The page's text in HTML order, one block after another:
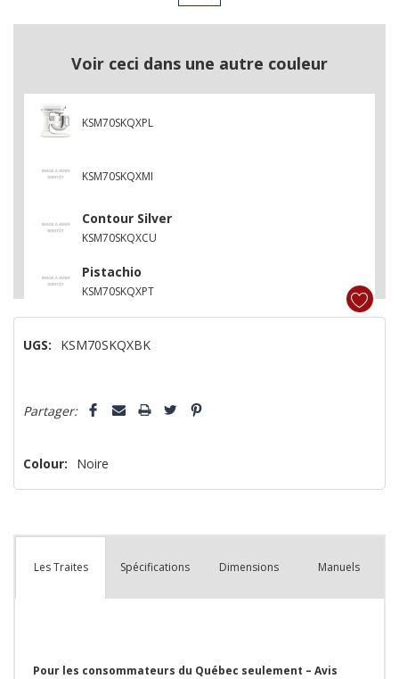
Voir ceci dans une autre couleur
KSM70SKQXPL
KSM70SKQXMI
Contour Silver
KSM70SKQXCU
Pistachio
KSM70SKQXPT
UGS: KSM70SKQXBK
vous!
n’en
reste
que
Partager:
Colour: Noire
Les Traites Spécifications Dimensions Manuels
Pour les consommateurs du Québec seulement – Avis